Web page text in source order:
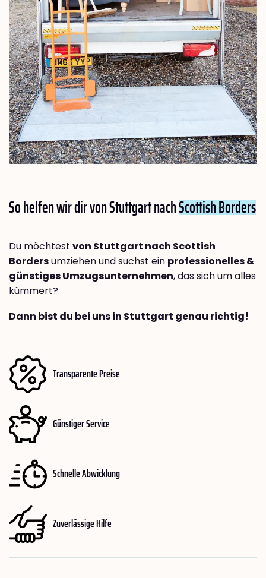
So helfen wir dir von Stuttgart nachScottish Borders
Du möchtest von Stuttgart nach Scottish
Bordersumziehen und suchst ein professionelles &
günstiges Umzugsunternehmen, das sich um alles
kümmert?
Dann bist du bei uns in Stuttgart genau richtig!
Transparente Preise
Günstiger Service
Schnelle Abwicklung
Zuverlässige Hilfe